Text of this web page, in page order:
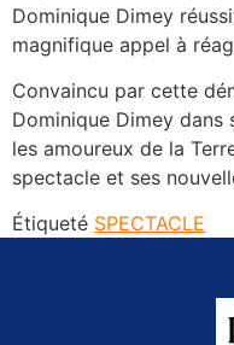
Dominique Dimey
magnifique appel à
Convaincu par cette
Dominique Dimey
les amoureux de la
spectacle et ses
Étiqueté SPECTACLE